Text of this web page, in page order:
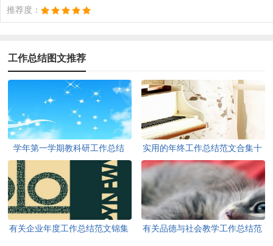
推荐度：
工作总结图文推荐
学年第一学期教科研工作总结
实用的年终工作总结范文合集十
篇
有关企业年度工作总结范文锦集
有关品德与社会教学工作总结范